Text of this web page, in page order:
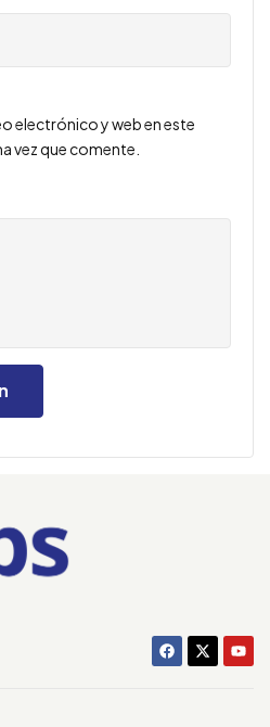
electrónico y web en este
vez que comente.